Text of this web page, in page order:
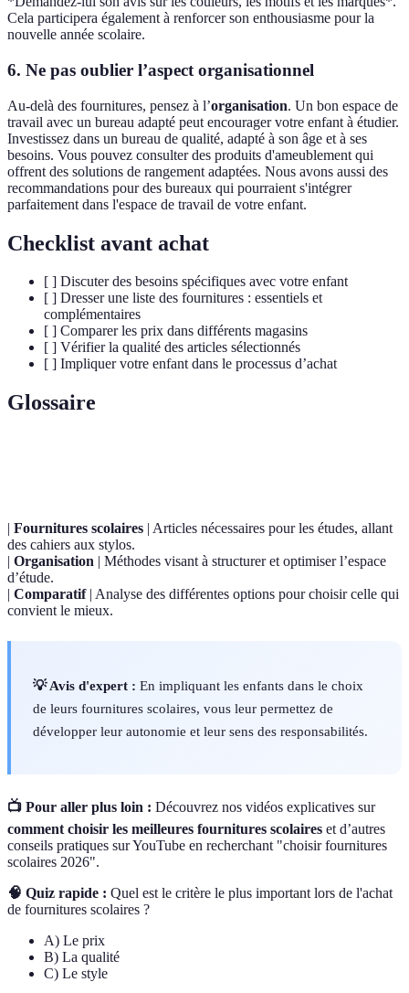
Cela participera également à renforcer son enthousiasme pour la
nouvelle année scolaire.
6. Ne pas oublier l’aspect organisationnel
Au-delà des fournitures, pensez à l’organisation. Un bon espace de
travail avec un bureau adapté peut encourager votre enfant à étudier.
Investissez dans un bureau de qualité, adapté à son âge et à ses
besoins. Vous pouvez consulter des produits d'ameublement qui
offrent des solutions de rangement adaptées. Nous avons aussi des
recommandations pour des bureaux qui pourraient s'intégrer
parfaitement dans l'espace de travail de votre enfant.
Checklist avant achat
[ ] Discuter des besoins spécifiques avec votre enfant
[ ] Dresser une liste des fournitures : essentiels et
complémentaires
[ ] Comparer les prix dans différents magasins
[ ] Vérifier la qualité des articles sélectionnés
[ ] Impliquer votre enfant dans le processus d’achat
Glossaire
| Fournitures scolaires | Articles nécessaires pour les études, allant
des cahiers aux stylos.
| Organisation | Méthodes visant à structurer et optimiser l’espace
d’étude.
| Comparatif| Analyse des différentes options pour choisir celle qui
convient le mieux.
💡 Avis d'expert : En impliquant les enfants dans le choix
de leurs fournitures scolaires, vous leur permettez de
développer leur autonomie et leur sens des responsabilités.
📺 Pour aller plus loin : Découvrez nos vidéos explicatives sur
comment choisir les meilleures fournitures scolaires et d’autres
conseils pratiques sur YouTube en recherchant "choisir fournitures
scolaires 2026".
🧠 Quiz rapide : Quel est le critère le plus important lors de l'achat
de fournitures scolaires ?
A) Le prix
B) La qualité
C) Le style